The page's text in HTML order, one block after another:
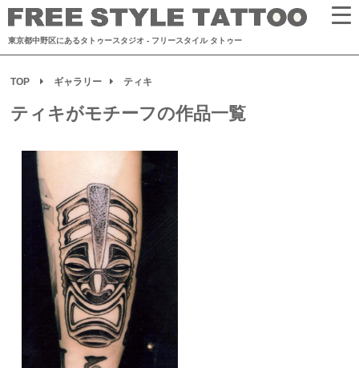
東京都中野区にあるタトゥースタジオ - フリースタイル タトゥー
TOP ギャラリー ティキ
ティキがモチーフの作品一覧